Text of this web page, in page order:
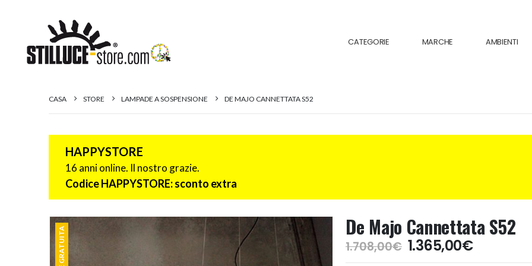
CATEGORIE MARCHE AMBIENTI
CASA STORE LAMPADE A SOSPENSIONE DE MAJO CANNETTATA S52
HAPPYSTORE
16 anni online. Il nostro grazie.
Codice HAPPYSTORE: sconto extra
De Majo Cannettata S52
1.708,00€ Il
prezzo
1.365,00€Il
prezzo